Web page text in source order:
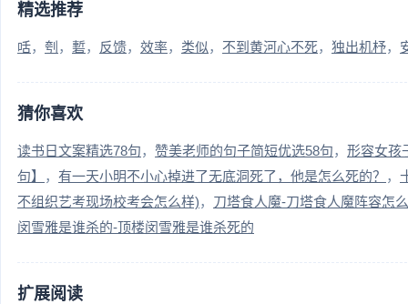
精选推荐
咶 刳 磛 反馈 效率 类似 不到黄河心不死 独出机杼
猜你喜欢
读书日文案精选78句 赞美老师的句子简短优选58句
形容女孩
句】
有一天小明不小心掉进了无底洞死了，他是怎么死的？
不组织艺考现场校考会怎么样)
刀塔食人魔-刀塔食人魔阵容怎
闵雪雅是谁杀的-顶楼闵雪雅是谁杀死的
扩展阅读